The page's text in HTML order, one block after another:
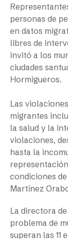
personas de
en datos
libres de
invitó a los
ciudades
Hormigueros.
Las
migrantes
la salud y la
violaciones,
hasta la
condiciones
Martínez
La directora
problema de
superan las 11